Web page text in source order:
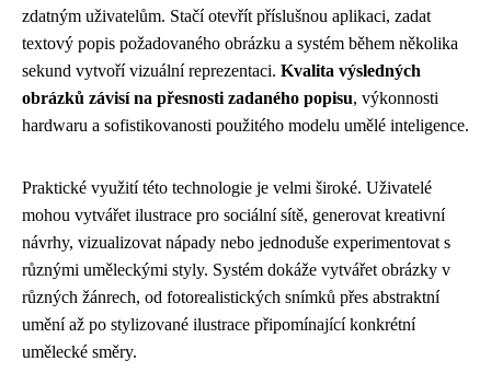
zdatným uživatelům. Stačí otevřít příslušnou aplikaci, zadat
textový popis požadovaného obrázku a systém během několika
sekund vytvoří vizuální reprezentaci. Kvalita výsledných
obrázků závisí na přesnosti zadaného popisu, výkonnosti
hardwaru a sofistikovanosti použitého modelu umělé inteligence.
Praktické využití této technologie je velmi široké. Uživatelé
mohou vytvářet ilustrace pro sociální sítě, generovat kreativní
návrhy, vizualizovat nápady nebo jednoduše experimentovat s
různými uměleckými styly. Systém dokáže vytvářet obrázky v
různých žánrech, od fotorealistických snímků přes abstraktní
umění až po stylizované ilustrace připomínající konkrétní
umělecké směry.